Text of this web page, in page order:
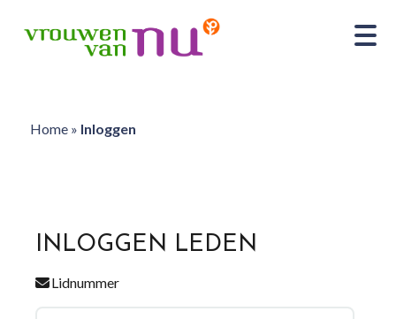
Home» Inloggen
INLOGGEN LEDEN
Lidnummer